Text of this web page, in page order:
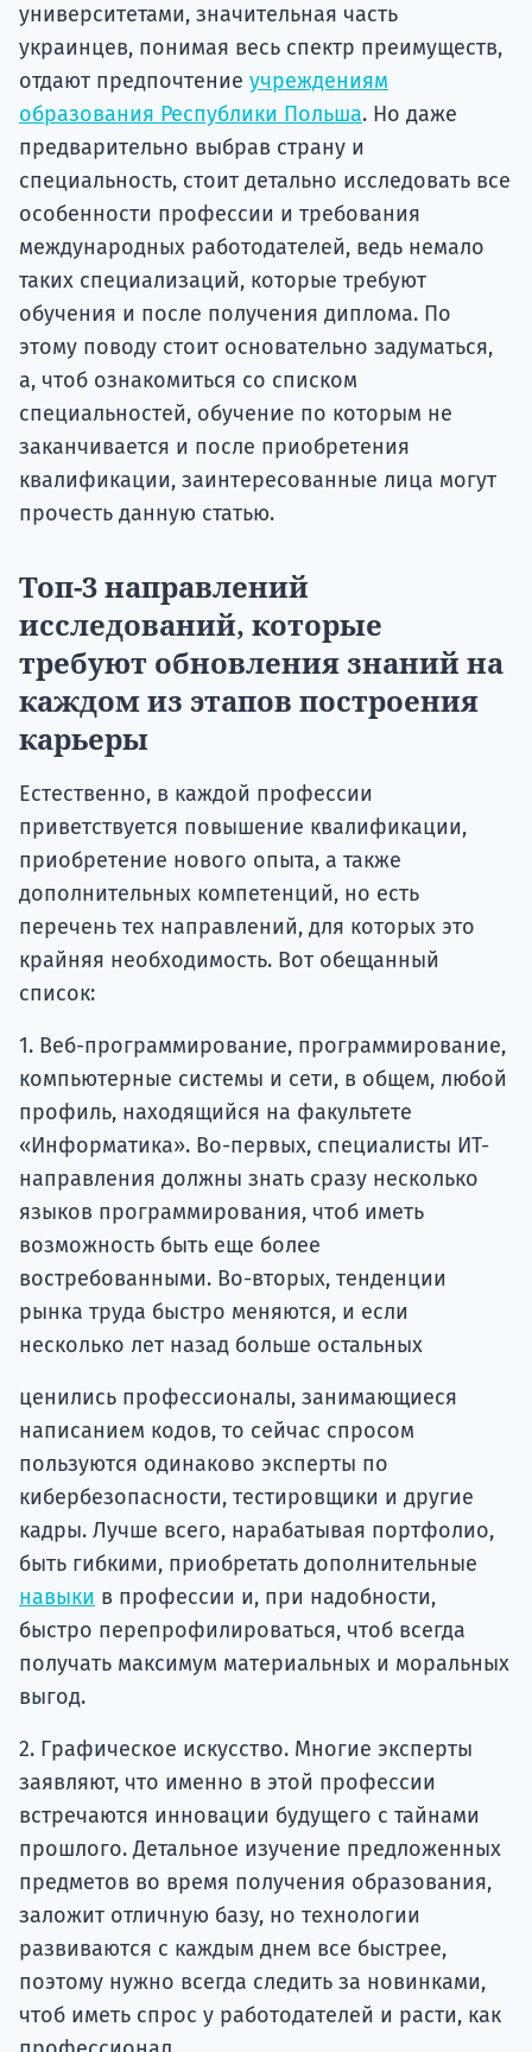
университетами, значительная часть
украинцев, понимая весь спектр преимуществ,
отдают предпочтение учреждениям
образования Республики Польша. Но даже
предварительно выбрав страну и
специальность, стоит детально исследовать все
особенности профессии и требования
международных работодателей, ведь немало
таких специализаций, которые требуют
обучения и после получения диплома. По
этому поводу стоит основательно задуматься,
а, чтоб ознакомиться со списком
специальностей, обучение по которым не
заканчивается и после приобретения
квалификации, заинтересованные лица могут
прочесть данную статью.
Топ-3 направлений
исследований, которые
требуют обновления знаний на
каждом из этапов построения
карьеры
Естественно, в каждой профессии
приветствуется повышение квалификации,
приобретение нового опыта, а также
дополнительных компетенций, но есть
перечень тех направлений, для которых это
крайняя необходимость. Вот обещанный
список:
1. Веб-программирование, программирование,
компьютерные системы и сети, в общем, любой
профиль, находящийся на факультете
«Информатика». Во-первых, специалисты ИТ-
направления должны знать сразу несколько
языков программирования, чтоб иметь
возможность быть еще более
востребованными. Во-вторых, тенденции
рынка труда быстро меняются, и если
несколько лет назад больше остальных
ценились профессионалы, занимающиеся
написанием кодов, то сейчас спросом
пользуются одинаково эксперты по
кибербезопасности, тестировщики и другие
кадры. Лучше всего, нарабатывая портфолио,
быть гибкими, приобретать дополнительные
навыки в профессии и, при надобности,
быстро перепрофилироваться, чтоб всегда
получать максимум материальных и моральных
выгод.
2. Графическое искусство. Многие эксперты
заявляют, что именно в этой профессии
встречаются инновации будущего с тайнами
прошлого. Детальное изучение предложенных
предметов во время получения образования,
заложит отличную базу, но технологии
развиваются с каждым днем все быстрее,
поэтому нужно всегда следить за новинками,
чтоб иметь спрос у работодателей и расти, как